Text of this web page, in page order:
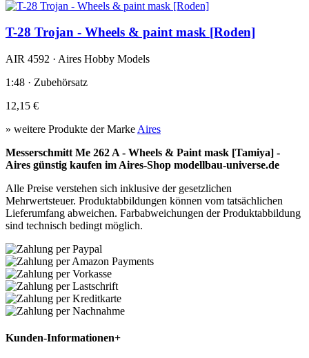
T-28 Trojan - Wheels & paint mask [Roden]
AIR 4592 · Aires Hobby Models
1:48 · Zubehörsatz
12,15 €
» weitere Produkte der Marke Aires
Messerschmitt Me 262 A - Wheels & Paint mask [Tamiya] -
Aires günstig kaufen im Aires-Shop modellbau-universe.de
Alle Preise verstehen sich inklusive der gesetzlichen
Mehrwertsteuer. Produktabbildungen können vom tatsächlichen
Lieferumfang abweichen. Farbabweichungen der Produktabbildung
sind technisch bedingt möglich.
Kunden-Informationen+